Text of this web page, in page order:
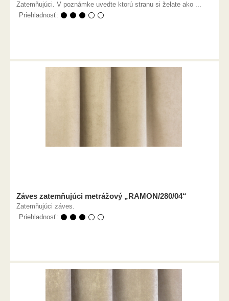
Zatemňujúci. V poznámke uvedte ktorú stranu si želate ako ...
Priehladnosť: ⚫ ⚫ ⚫ ⚪ ⚪
Záves zatemňujúci metrážový „RAMON/280/04“
Zatemňujúci záves.
Priehladnosť: ⚫ ⚫ ⚫ ⚪ ⚪